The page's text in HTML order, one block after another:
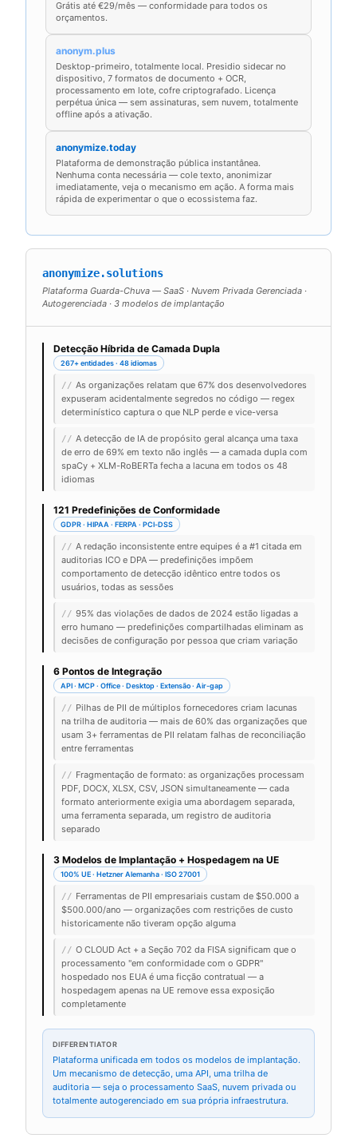
Grátis até €29/mês — conformidade para todos os
orçamentos.
anonym.plus
Desktop-primeiro, totalmente local. Presidio sidecar no
dispositivo, 7 formatos de documento + OCR,
processamento em lote, cofre criptografado. Licença
perpétua única — sem assinaturas, sem nuvem, totalmente
offline após a ativação.
anonymize.today
Plataforma de demonstração pública instantânea.
Nenhuma conta necessária — cole texto, anonimizar
imediatamente, veja o mecanismo em ação. A forma mais
rápida de experimentar o que o ecossistema faz.
anonymize.solutions
Plataforma Guarda-Chuva — SaaS · Nuvem Privada Gerenciada ·
Autogerenciada · 3 modelos de implantação
Detecção Híbrida de Camada Dupla
267+ entidades · 48 idiomas
// As organizações relatam que 67% dos desenvolvedores
expuseram acidentalmente segredos no código — regex
determinístico captura o que NLP perde e vice-versa
// A detecção de IA de propósito geral alcança uma taxa
de erro de 69% em texto não inglês — a camada dupla com
spaCy + XLM-RoBERTa fecha a lacuna em todos os 48
idiomas
121 Predefinições de Conformidade
GDPR · HIPAA · FERPA · PCI-DSS
// A redação inconsistente entre equipes é a #1 citada em
auditorias ICO e DPA — predefinições impõem
comportamento de detecção idêntico entre todos os
usuários, todas as sessões
// 95% das violações de dados de 2024 estão ligadas a
erro humano — predefinições compartilhadas eliminam as
decisões de configuração por pessoa que criam variação
6 Pontos de Integração
API · MCP · Office · Desktop · Extensão · Air-gap
// Pilhas de PII de múltiplos fornecedores criam lacunas
na trilha de auditoria — mais de 60% das organizações que
usam 3+ ferramentas de PII relatam falhas de reconciliação
entre ferramentas
// Fragmentação de formato: as organizações processam
PDF, DOCX, XLSX, CSV, JSON simultaneamente — cada
formato anteriormente exigia uma abordagem separada,
uma ferramenta separada, um registro de auditoria
separado
3 Modelos de Implantação + Hospedagem na UE
100% UE · Hetzner Alemanha · ISO 27001
// Ferramentas de PII empresariais custam de $50.000 a
$500.000/ano — organizações com restrições de custo
historicamente não tiveram opção alguma
// O CLOUD Act + a Seção 702 da FISA significam que o
processamento "em conformidade com o GDPR"
hospedado nos EUA é uma ficção contratual — a
hospedagem apenas na UE remove essa exposição
completamente
DIFFERENTIATOR
Plataforma unificada em todos os modelos de implantação.
Um mecanismo de detecção, uma API, uma trilha de
auditoria — seja o processamento SaaS, nuvem privada ou
totalmente autogerenciado em sua própria infraestrutura.